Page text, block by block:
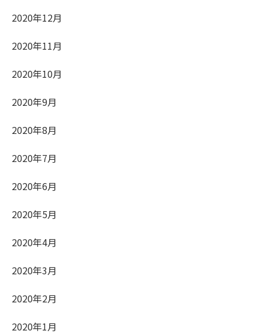
2020年12月
2020年11月
2020年10月
2020年9月
2020年8月
2020年7月
2020年6月
2020年5月
2020年4月
2020年3月
2020年2月
2020年1月